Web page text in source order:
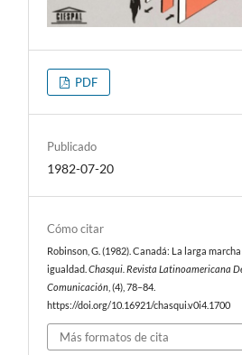
PDF
Publicado
1982-07-20
Cómo citar
Robinson, G. (1982). Canadá: La larga
igualdad.Chasqui. Revista Latinoamericana
Comunicación , (4), 78–84.
https://doi.org/10.16921/chasqui.v0i4.1700
Más formatos de cita